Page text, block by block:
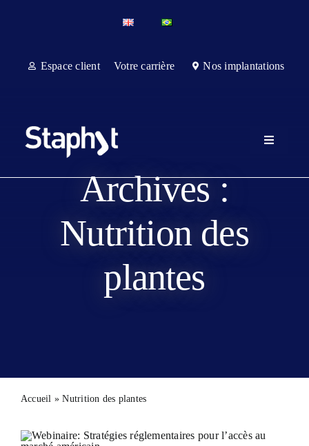
Espace client Votre carrière Nos implantations
Toggle
Archives :
Nutrition des
plantes
Accueil »Nutrition des plantes